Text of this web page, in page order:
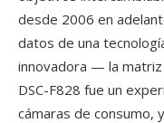
desde 2006 en
datos de una
innovadora — la
DSC-F828 fue un
cámaras de consumo,